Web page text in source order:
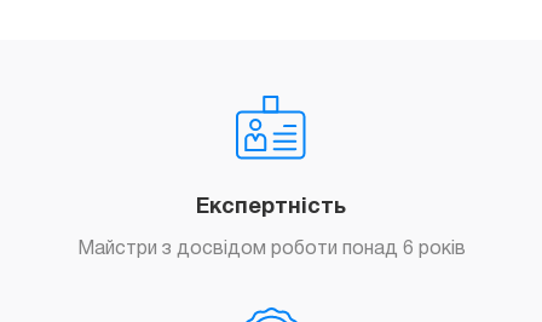
Експертність
Майстри з досвідом роботи понад 6 років